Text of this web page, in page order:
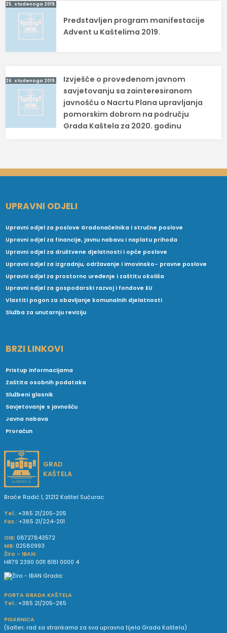
Navigacija
objava
25. studenoga 2019.
Predstavljen program manifestacije
Advent u Kaštelima 2019.
26. studenoga 2019.
Izvješće o provedenom javnom
savjetovanju sa zainteresiranom
javnošću o Nacrtu Plana upravljanja
pomorskim dobrom na području
Grada Kaštela za 2020. godinu
UPRAVNI ODJELI
Upravni odjel za poslove Gradonačelnika i stručne poslove
Upravni odjel za financije, javnu nabavu i naplatu prihoda
Upravni odjel za društvene djelatnosti i opće poslove
Upravni odjel za izgradnju, održavanje i imovinsko- pravne poslove
Upravni odjel za prostorno uređenje i zaštitu okoliša
Upravni odjel za gospodarski razvoj i fondove EU
Vlastiti pogon za obavljanje komunalnih djelatnosti
Služba za unutarnju reviziju
BRZI LINKOVI
Pristup informacijama
Zaštita osobnih podataka
Službeni glasnik
Savjetovanje s javnošću
Javna nabava
Proračun
GRAD
KAŠTELA
Braće Radić 1, 21212 Kaštel Sućurac
Tel.: +385 21/205-205
Fax.: +385 21/224-201
OIB: 08727843572
MB: 02580993
Žiro - IBAN:
HR79 2390 0011 8181 0000 4
PORTA GRADA KAŠTELA
Tel.: +385 21/205-265
PISARNICA
(šalter; rad sa strankama za sva upravna tijela Grada Kaštela)